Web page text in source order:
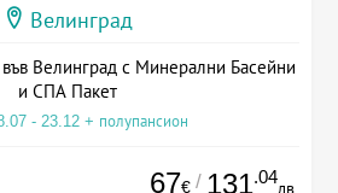
Велинград
Велинград с Минерални Басейни
и СПА Пакет
- 23.12 + полупансион
67€ / 131.04
лв.